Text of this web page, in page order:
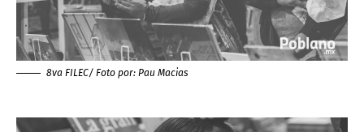
8va FILEC/ Foto por: Pau Macias